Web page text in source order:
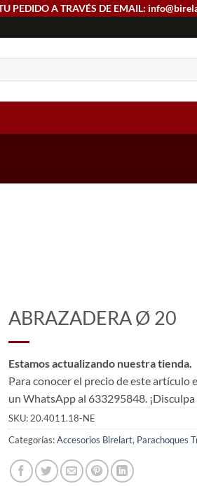
PEDIDO A TRAVÉS DE EMAIL:
ABRAZADERA Ø 20
Estamos actualizando nuestra tienda.
Para conocer el precio de este artículo
un WhatsApp al 633295848.
SKU:20.4011.18-NE
Categorías:Accesorios Birelart, Parachoques